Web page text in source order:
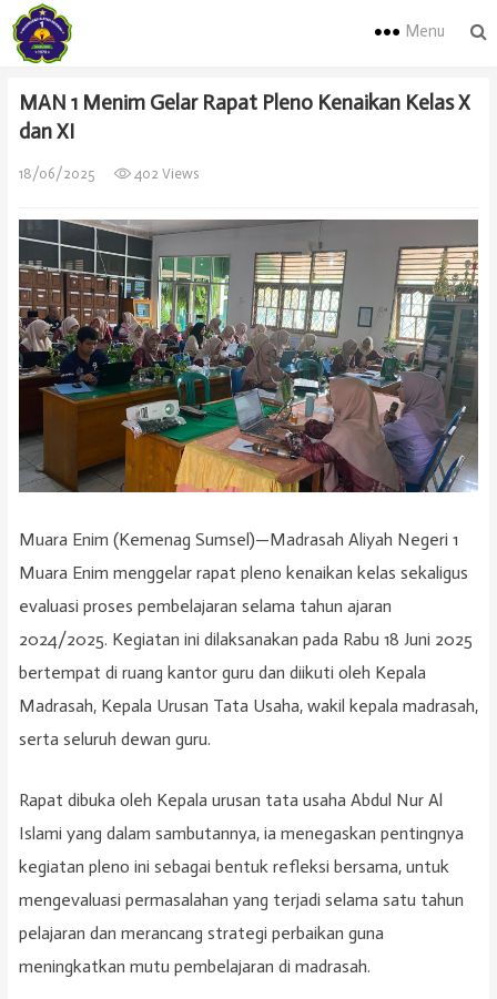
Menu
MAN 1 Menim Gelar Rapat Pleno Kenaikan Kelas X
dan XI
18/06/2025 402 Views
Muara Enim (Kemenag Sumsel)—Madrasah Aliyah Negeri 1
Muara Enim menggelar rapat pleno kenaikan kelas sekaligus
evaluasi proses pembelajaran selama tahun ajaran
2024/2025. Kegiatan ini dilaksanakan pada Rabu 18 Juni 2025
bertempat di ruang kantor guru dan diikuti oleh Kepala
Madrasah, Kepala Urusan Tata Usaha, wakil kepala madrasah,
serta seluruh dewan guru.
Rapat dibuka oleh Kepala urusan tata usaha Abdul Nur Al
Islami yang dalam sambutannya, ia menegaskan pentingnya
kegiatan pleno ini sebagai bentuk refleksi bersama, untuk
mengevaluasi permasalahan yang terjadi selama satu tahun
pelajaran dan merancang strategi perbaikan guna
meningkatkan mutu pembelajaran di madrasah.